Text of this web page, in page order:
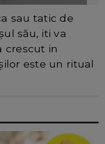
sau tatic de
său, iti va
crescut in
este un ritual